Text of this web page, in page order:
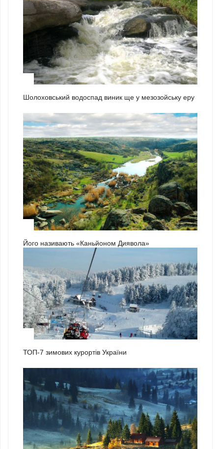
Шолоховський водоспад виник ще у мезозойську еру
Його називають «Каньйоном Диявола»
ТОП-7 зимових курортів України